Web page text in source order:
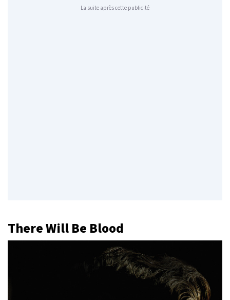
La suite après cette publicité
There Will Be Blood